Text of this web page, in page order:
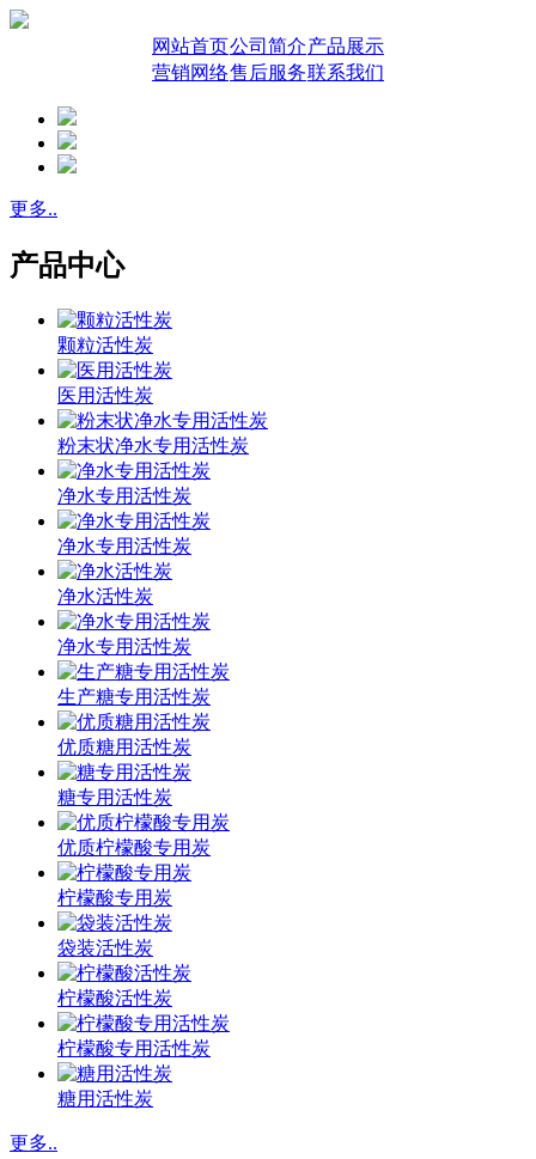
网站首页公司简介产品展示
营销网络售后服务联系我们
更多..
产品中心
颗粒活性炭
医用活性炭
粉末状净水专用活性炭
净水专用活性炭
净水专用活性炭
净水活性炭
净水专用活性炭
生产糖专用活性炭
优质糖用活性炭
糖专用活性炭
优质柠檬酸专用炭
柠檬酸专用炭
袋装活性炭
柠檬酸活性炭
柠檬酸专用活性炭
糖用活性炭
更多..